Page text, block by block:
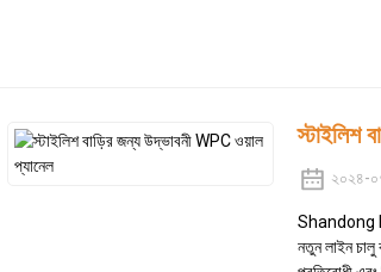
স্টাইলিশ
২০২৪-
Shandong
নতুন লাইন চালু